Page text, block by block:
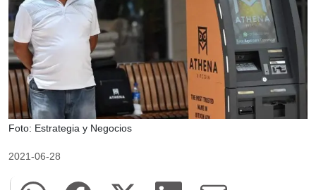
Foto: Estrategia y Negocios
2021-06-28